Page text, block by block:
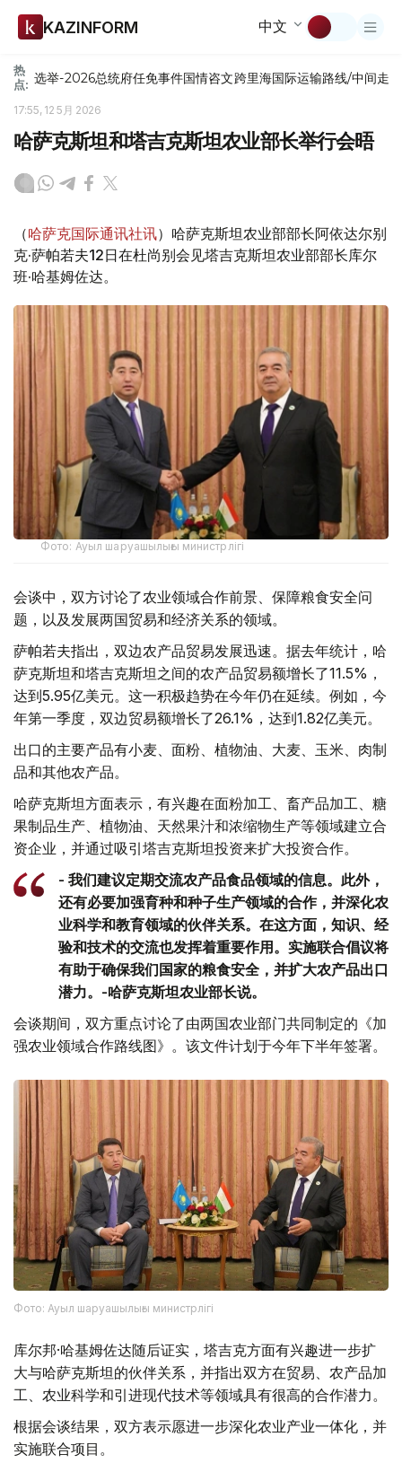
KAZINFORM 中文
热
点: 选举-2026总统府任免事件国情咨文跨里海国际运输路线/中间走廊
17:55, 12 5月 2026
哈萨克斯坦和塔吉克斯坦农业部长举行会晤
（哈萨克国际通讯社讯）哈萨克斯坦农业部部长阿依达尔别
克·萨帕若夫12日在杜尚别会见塔吉克斯坦农业部部长库尔
班·哈基姆佐达。
Фото: Ауыл шаруашылығы министрлігі
会谈中，双方讨论了农业领域合作前景、保障粮食安全问
题，以及发展两国贸易和经济关系的领域。
萨帕若夫指出，双边农产品贸易发展迅速。据去年统计，哈
萨克斯坦和塔吉克斯坦之间的农产品贸易额增长了11.5%，
达到5.95亿美元。这一积极趋势在今年仍在延续。例如，今
年第一季度，双边贸易额增长了26.1%，达到1.82亿美元。
出口的主要产品有小麦、面粉、植物油、大麦、玉米、肉制
品和其他农产品。
哈萨克斯坦方面表示，有兴趣在面粉加工、畜产品加工、糖
果制品生产、植物油、天然果汁和浓缩物生产等领域建立合
资企业，并通过吸引塔吉克斯坦投资来扩大投资合作。
- 我们建议定期交流农产品食品领域的信息。此外，
还有必要加强育种和种子生产领域的合作，并深化农
业科学和教育领域的伙伴关系。在这方面，知识、经
验和技术的交流也发挥着重要作用。实施联合倡议将
有助于确保我们国家的粮食安全，并扩大农产品出口
潜力。-哈萨克斯坦农业部长说。
会谈期间，双方重点讨论了由两国农业部门共同制定的《加
强农业领域合作路线图》。该文件计划于今年下半年签署。
Фото: Ауыл шаруашылығы министрлігі
库尔邦·哈基姆佐达随后证实，塔吉克方面有兴趣进一步扩
大与哈萨克斯坦的伙伴关系，并指出双方在贸易、农产品加
工、农业科学和引进现代技术等领域具有很高的合作潜力。
根据会谈结果，双方表示愿进一步深化农业产业一体化，并
实施联合项目。